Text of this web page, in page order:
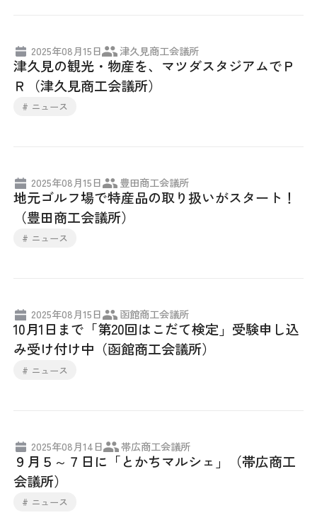
2025年08月15日 津久見商工会議所
津久見の観光・物産を、マツダスタジアムでＰ
Ｒ（津久見商工会議所）
# ニュース
2025年08月15日 豊田商工会議所
地元ゴルフ場で特産品の取り扱いがスタート！
（豊田商工会議所）
# ニュース
2025年08月15日 函館商工会議所
10月1日まで「第20回はこだて検定」受験申し込
み受け付け中（函館商工会議所）
# ニュース
2025年08月14日 帯広商工会議所
９月５～７日に「とかちマルシェ」（帯広商工
会議所）
# ニュース